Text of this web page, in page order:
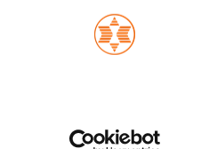
Facebook
Instagram
YouTube
LinkedIn
© Expert NederlandPrivacy